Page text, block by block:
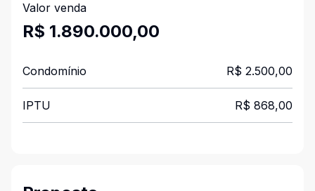
Valor venda
R$ 1.890.000,00
Condomínio R$ 2.500,00
IPTU R$ 868,00